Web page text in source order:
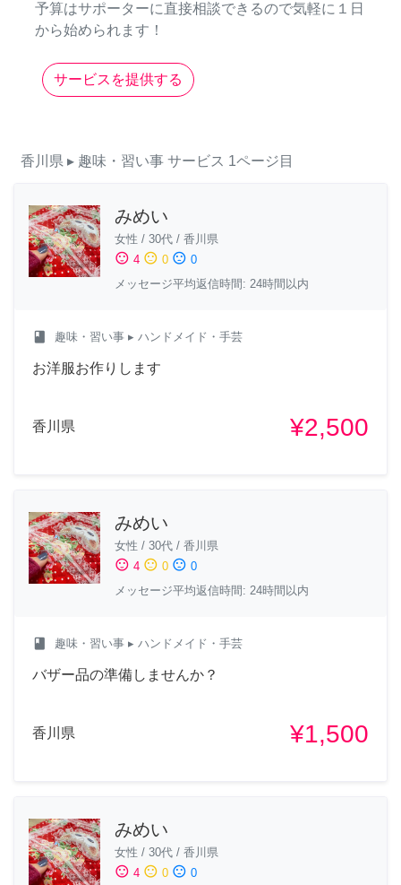
予算はサポーターに直接相談できるので気軽に１日
から始められます！
サービスを提供する
香川県 ▸ 趣味・習い事 サービス 1ページ目
みめい
女性 / 30代 / 香川県
sentiment_satisfied 4 sentiment_neutral 0 sentiment_dissatisfied 0
メッセージ平均返信時間: 24時間以内
class 趣味・習い事 ▸ ハンドメイド・手芸
お洋服お作りします
香川県 ¥2,500
みめい
女性 / 30代 / 香川県
sentiment_satisfied 4 sentiment_neutral 0 sentiment_dissatisfied 0
メッセージ平均返信時間: 24時間以内
class 趣味・習い事 ▸ ハンドメイド・手芸
バザー品の準備しませんか？
香川県 ¥1,500
みめい
女性 / 30代 / 香川県
sentiment_satisfied 4 sentiment_neutral 0 sentiment_dissatisfied 0